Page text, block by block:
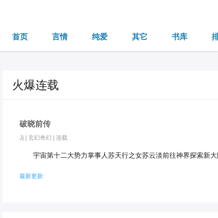
首页 言情 纯爱 其它 书库
火爆连载
破晓前传
Jj | 玄幻奇幻 | 连载
宇宙第十二大势力掌事人苏天行之女苏云淡前往神界探索新大
最新更新: